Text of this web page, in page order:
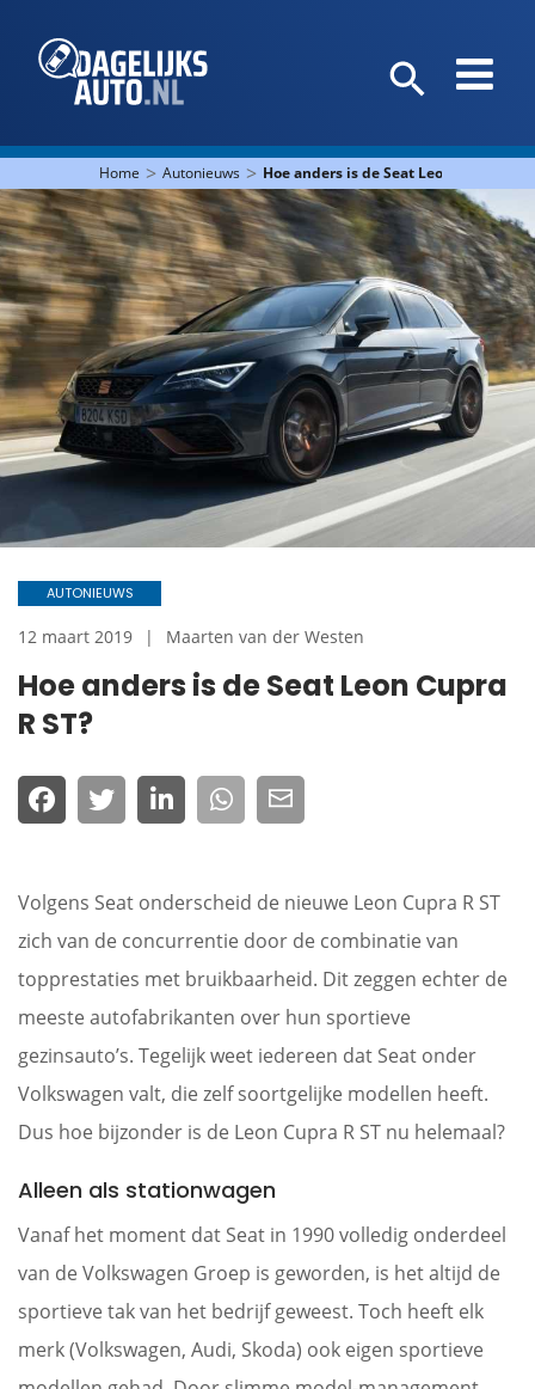
Home > Autonieuws > Hoe anders is de Seat Leon Cupra R
Hoe anders is de Seat Leon Cupra
R ST?
AUTONIEUWS
12 maart 2019 Maarten van der Westen
Volgens Seat onderscheid de nieuwe Leon Cupra R ST
zich van de concurrentie door de combinatie van
topprestaties met bruikbaarheid. Dit zeggen echter de
meeste autofabrikanten over hun sportieve
gezinsauto’s. Tegelijk weet iedereen dat Seat onder
Volkswagen valt, die zelf soortgelijke modellen heeft.
Dus hoe bijzonder is de Leon Cupra R ST nu helemaal?
Alleen als stationwagen
Vanaf het moment dat Seat in 1990 volledig onderdeel
van de Volkswagen Groep is geworden, is het altijd de
sportieve tak van het bedrijf geweest. Toch heeft elk
merk (Volkswagen, Audi, Skoda) ook eigen sportieve